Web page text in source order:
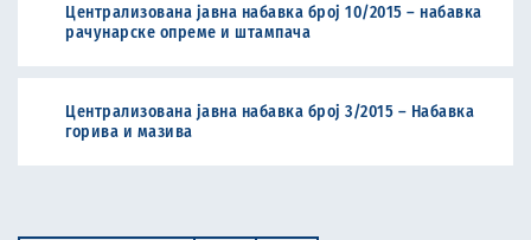
Централизована јавна набавка број 10/2015 – набавка
рачунарске опреме и штампача
Централизована јавна набавка број 3/2015 – Набавка
горива и мазива